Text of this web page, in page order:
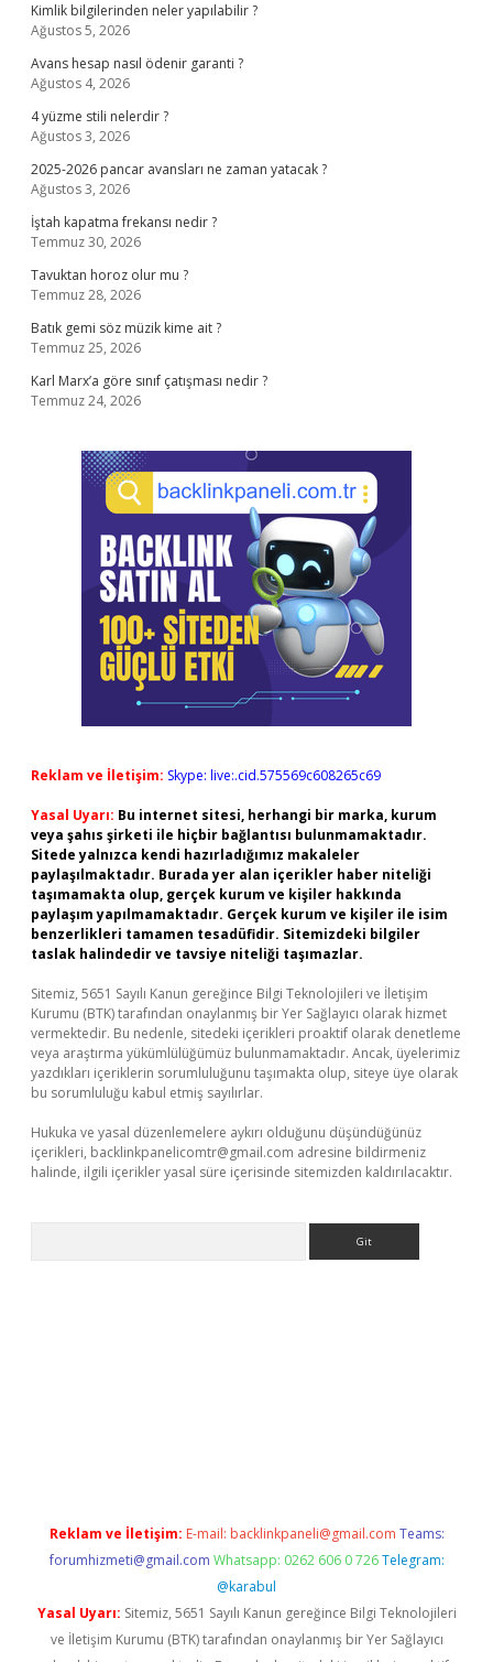
Kimlik bilgilerinden neler yapılabilir ?
Ağustos 5, 2026
Avans hesap nasıl ödenir garanti ?
Ağustos 4, 2026
4 yüzme stili nelerdir ?
Ağustos 3, 2026
2025-2026 pancar avansları ne zaman yatacak ?
Ağustos 3, 2026
İştah kapatma frekansı nedir ?
Temmuz 30, 2026
Tavuktan horoz olur mu ?
Temmuz 28, 2026
Batık gemi söz müzik kime ait ?
Temmuz 25, 2026
Karl Marx’a göre sınıf çatışması nedir ?
Temmuz 24, 2026
Reklam ve İletişim: Skype: live:.cid.575569c608265c69
Yasal Uyarı: Bu internet sitesi, herhangi bir marka, kurum
veya şahıs şirketi ile hiçbir bağlantısı bulunmamaktadır.
Sitede yalnızca kendi hazırladığımız makaleler
paylaşılmaktadır. Burada yer alan içerikler haber niteliği
taşımamakta olup, gerçek kurum ve kişiler hakkında
paylaşım yapılmamaktadır. Gerçek kurum ve kişiler ile isim
benzerlikleri tamamen tesadüfidir. Sitemizdeki bilgiler
taslak halindedir ve tavsiye niteliği taşımazlar.
Sitemiz, 5651 Sayılı Kanun gereğince Bilgi Teknolojileri ve İletişim
Kurumu (BTK) tarafından onaylanmış bir Yer Sağlayıcı olarak hizmet
vermektedir. Bu nedenle, sitedeki içerikleri proaktif olarak denetleme
veya araştırma yükümlülüğümüz bulunmamaktadır. Ancak, üyelerimiz
yazdıkları içeriklerin sorumluluğunu taşımakta olup, siteye üye olarak
bu sorumluluğu kabul etmiş sayılırlar.
Hukuka ve yasal düzenlemelere aykırı olduğunu düşündüğünüz
içerikleri, backlinkpanelicomtr@gmail.com adresine bildirmeniz
halinde, ilgili içerikler yasal süre içerisinde sitemizden kaldırılacaktır.
Reklam ve İletişim: E-mail: backlinkpaneli@gmail.com Teams:
forumhizmeti@gmail.com Whatsapp: 0262 606 0 726 Telegram:
@karabul
Yasal Uyarı: Sitemiz, 5651 Sayılı Kanun gereğince Bilgi Teknolojileri
ve İletişim Kurumu (BTK) tarafından onaylanmış bir Yer Sağlayıcı